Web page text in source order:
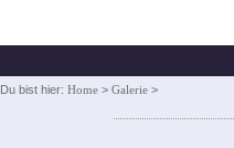
Du bist hier: Home > Galerie >